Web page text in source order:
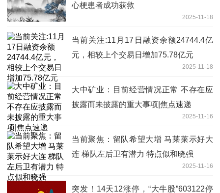
心梗患者成功获救
2025-11-18
当前关注:11月17日融资余额24744.4亿
元，相较上个交易日增加75.78亿元
2025-11-18
大中矿业：目前经营情况正常 不存在应
披露而未披露的重大事项|焦点速递
2025-11-16
当前聚焦：留队希望大增 马莱莱示好大
连 梯队左后卫有潜力 特点似和晓强
2025-11-16
突发！14天12涨停，“大牛股”603122停